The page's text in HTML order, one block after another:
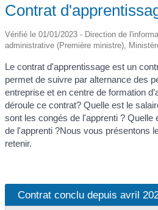
Contrat
Vérifié le 01/01/2023 - Direction de
administrative (Première ministre),
Le contrat d'apprentissage est un
permet de suivre par alternance des
entreprise et en centre de formation
déroule ce contrat? Quelle est le
sont les congés de l'apprenti ? Quelle
de l'apprenti ?Nous vous présentons
retenir.
Contrat conclu depuis avril